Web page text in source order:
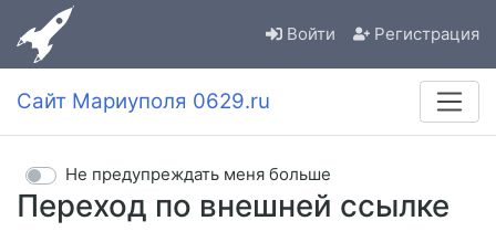
Войти Регистрация
Сайт Мариуполя 0629.ru
Переход по внешней ссылке
Не предупреждать меня больше